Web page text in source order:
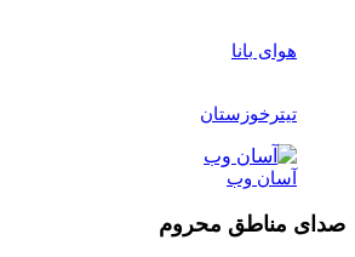
هوای بانا
تیترخوزستان
آسان وب
صدای مناطق محروم